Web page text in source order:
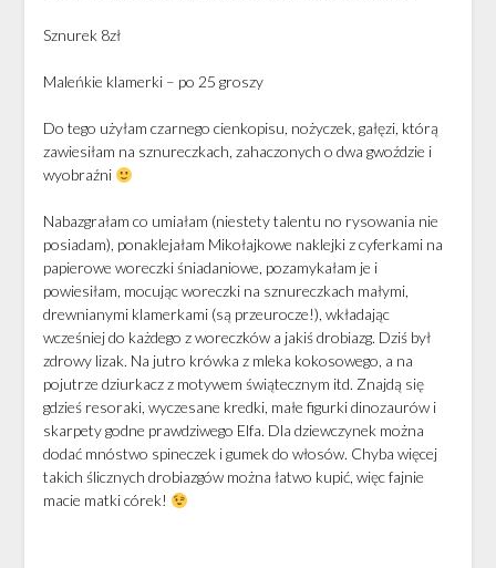
Sznurek 8zł
Maleńkie klamerki – po 25 groszy
Do tego użyłam czarnego cienkopisu, nożyczek, gałęzi, którą
zawiesiłam na sznureczkach, zahaczonych o dwa gwoździe i
wyobraźni
Nabazgrałam co umiałam (niestety talentu no rysowania nie
posiadam), ponaklejałam Mikołajkowe naklejki z cyferkami na
papierowe woreczki śniadaniowe, pozamykałam je i
powiesiłam, mocując woreczki na sznureczkach małymi,
drewnianymi klamerkami (są przeurocze!), wkładając
wcześniej do każdego z woreczków a jakiś drobiazg. Dziś był
zdrowy lizak. Na jutro krówka z mleka kokosowego, a na
pojutrze dziurkacz z motywem świątecznym itd. Znajdą się
gdzieś resoraki, wyczesane kredki, małe figurki dinozaurów i
skarpety godne prawdziwego Elfa. Dla dziewczynek można
dodać mnóstwo spineczek i gumek do włosów. Chyba więcej
takich ślicznych drobiazgów można łatwo kupić, więc fajnie
macie matki córek!